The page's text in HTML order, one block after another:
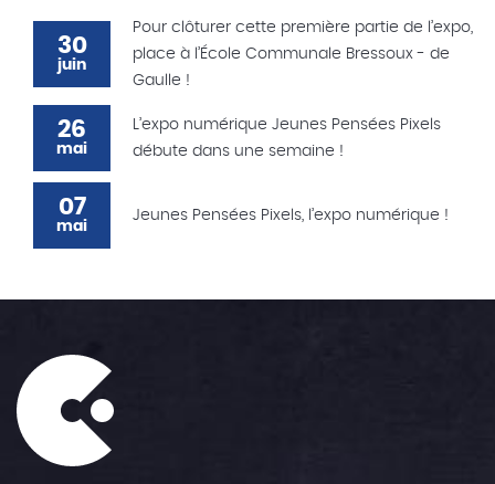
30
juin
Pour clôturer cette première partie de l’expo,
place à l’École Communale Bressoux - de
Gaulle !
26
mai
L’expo numérique Jeunes Pensées Pixels
débute dans une semaine !
07
mai
Jeunes Pensées Pixels, l’expo numérique !